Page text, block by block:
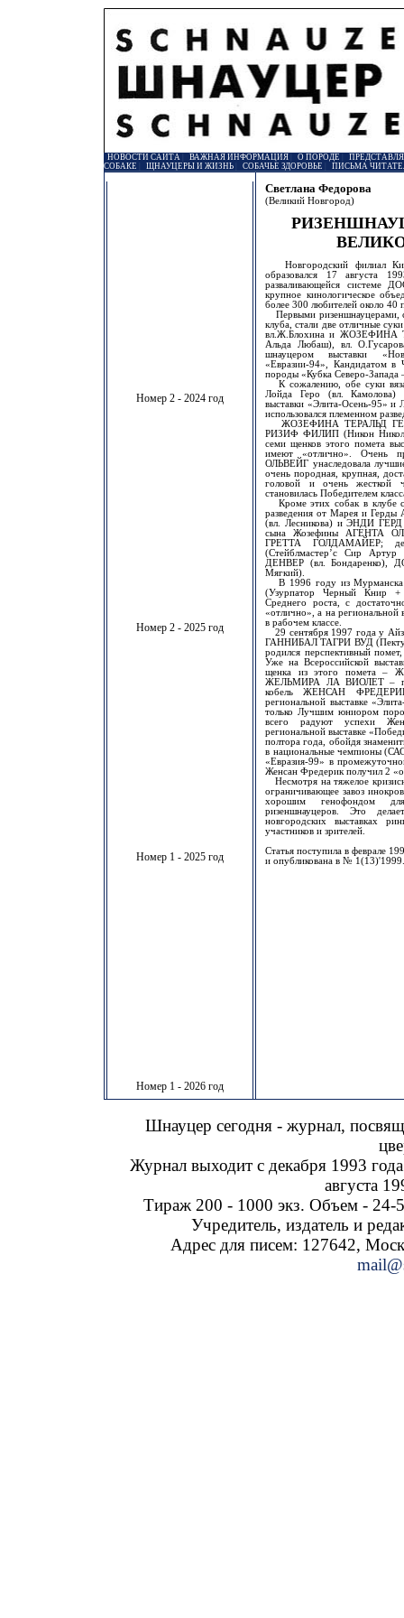
НОВОСТИ САЙТА| ВАЖНАЯ ИНФОРМАЦИЯ| О ПОРОДЕ
СОБАКЕ
ЩНАУЦЕРЫ И ЖИЗНЬ| СОБАЧЬЕ ЗДОРОВЬЕ ПИСЬМА
Номер 2 - 2024 год
Номер 2 - 2025 год
Номер 1 - 2025 год
Номер 1 - 2026 год
Светлана Федорова
(Великий Новгород)
Новгородский филиал
образовался 17 августа
разваливающейся системе
крупное кинологическое
более 300 любителей около 40
Первыми ризеншнауцерами,
клуба, стали две отличные
вл.Ж.Блохина и ЖОЗЕФИНА
Альда Любаш), вл.
шнауцером выставки
«Евразии-94», Кандидатом в
породы «Кубка Северо-Запада
К сожалению, обе суки
Лойда Геро (вл.
выставки «Элита-Осень-95» и
использовался племенном
ЖОЗЕФИНА ТЕРАЛЬД
РИЗИФ ФИЛИП (Никон Николь
семи щенков этого помета
имеют «отлично». Очень
ОЛЬВЕЙГ унаследовала
очень породная, крупная,
головой и очень жесткой
становилась Победителем
Кроме этих собак в клубе
разведения от Марея и
(вл. Лесникова) и ЭНДИ
сына Жозефины АГЕНТА
ГРЕТТА ГОЛДАМАЙЕР;
(Стейблмастер’с Сир
ДЕНВЕР (вл.
Мягкий).
В 1996 году из Мурманска
(Узурпатор Черный Книр +
Среднего роста, с
«отлично», а на
в рабочем классе.
29 сентября 1997 года у
ГАННИБАЛ ТАГРИ ВУД (Пектус
родился перспективный
Уже на Всероссийской
щенка из этого помета
ЖЕЛЬМИРА ЛА ВИОЛЕТ –
кобель ЖЕНСАН
региональной выставке
только Лучшим юниором
всего радуют успехи
региональной выставке
полтора года, обойдя
в национальные чемпионы
«Евразия-99» в
Женсан Фредерик получил 2
Несмотря на тяжелое
ограничивающее завоз
хорошим генофондом
ризеншнауцеров. Это
новгородских выставках
участников и зрителей.
Статья поступила в феврале
и опубликована в №
Шнауцер сегодня - журнал,
Журнал выходит с декабря 1993
августа
Тираж 200 - 1000 экз. Объем - 24-
Учредитель, издатель и
Адрес для писем: 127642,